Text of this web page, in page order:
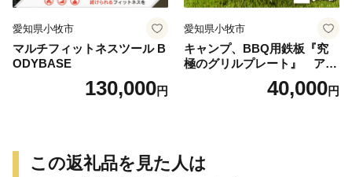
愛知県小牧市
マルチフィットネスツール B
ODYBASE
130,000円
愛知県小牧市
キャンプ、BBQ用鉄板『究
極のグリルプレート』 アウ
トドア用品 レジャー キャン
プ バーベキュー BBQ 鉄板
40,000円
この返礼品を見た人は